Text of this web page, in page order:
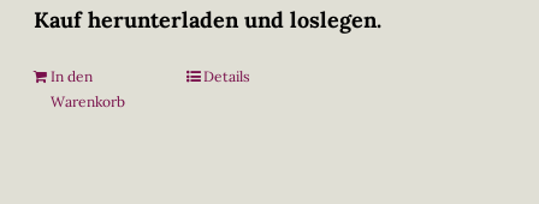
Kauf herunterladen und loslegen.
In den
Warenkorb
Details